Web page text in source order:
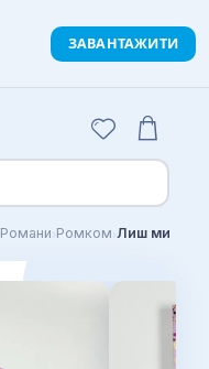
Романи›Ромком›Лиш мить —
ЗАВАНТАЖИТИ